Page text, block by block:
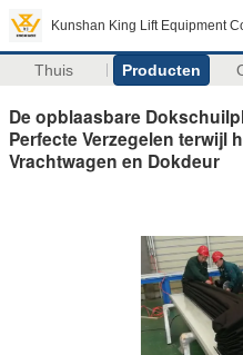
Kunshan King Lift Equipment
Thuis Producten
De opblaasbare
Perfecte Verzegelen terwijl
Vrachtwagen en Dokdeur